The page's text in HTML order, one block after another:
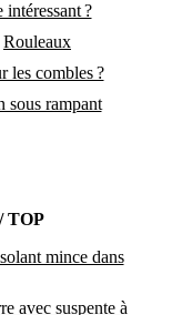
?
Rouleaux
les combles ?
sous rampant
TOP
mince dans
avec suspente à